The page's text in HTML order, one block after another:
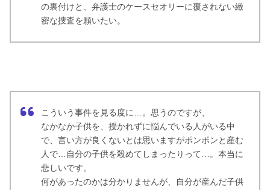
の裏付けと、弁護士のケースセオリーに覆されない緻
密な捜査を願いたい。
こういう事件を見る度に…。思うのですが、
なかなか子供を、授かれずに悩んでいる人がいる中
で、言い方が良くないとは思いますがポンポンと産む
人で…自分の子供を殺めてしまったりって…。本当に
悲しいです。
何があったのかは分かりませんが、自分が産んだ子供